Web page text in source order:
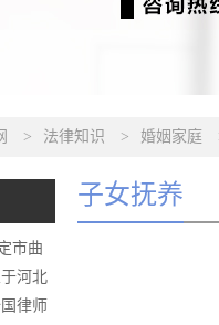
> 法律知识 > 婚姻家庭
市曲
河北
律师
子女抚养